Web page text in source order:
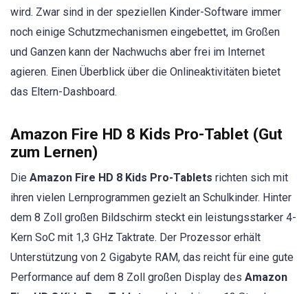
wird. Zwar sind in der speziellen Kinder-Software immer
noch einige Schutzmechanismen eingebettet, im Großen
und Ganzen kann der Nachwuchs aber frei im Internet
agieren. Einen Überblick über die Onlineaktivitäten bietet
das Eltern-Dashboard.
Amazon Fire HD 8 Kids Pro-Tablet (Gut
zum Lernen)
Die Amazon Fire HD 8 Kids Pro-Tablets richten sich mit
ihren vielen Lernprogrammen gezielt an Schulkinder. Hinter
dem 8 Zoll großen Bildschirm steckt ein leistungsstarker 4-
Kern SoC mit 1,3 GHz Taktrate. Der Prozessor erhält
Unterstützung von 2 Gigabyte RAM, das reicht für eine gute
Performance auf dem 8 Zoll großen Display des Amazon